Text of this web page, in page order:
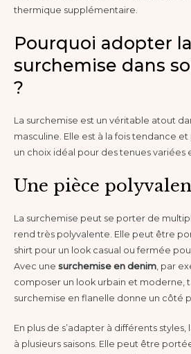
thermique supplémentaire.
Pourquoi adopter la
surchemise dans
?
La surchemise est un véritable atout
masculine. Elle est à la fois tendance
un choix idéal pour des tenues variées
Une pièce
La surchemise peut se porter de
rend très polyvalente. Elle peut être
shirt pour un look casual ou fermée
Avec une surchemise en denim , par
composer un look urbain et moderne,
surchemise en flanelle donne un côté
En plus de s’adapter à différents
à plusieurs saisons. Elle peut être